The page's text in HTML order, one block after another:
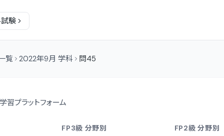
試験
覧 2022年9月 学科 問45
プラットフォーム
FP3級 分野別 FP2級 分野別